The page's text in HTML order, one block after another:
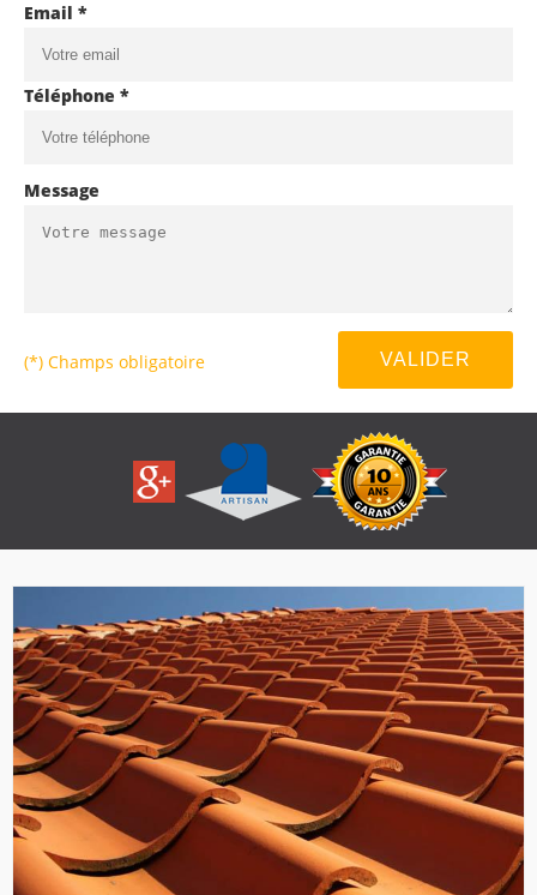
Email *
Téléphone *
Message
(*) Champs obligatoire